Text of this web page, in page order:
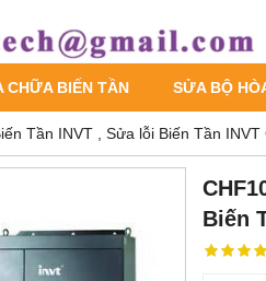
CHỮA BIẾN TẦN SỬA BỘ
Tần INVT , Sửa lỗi Biến Tần INVT
Biến